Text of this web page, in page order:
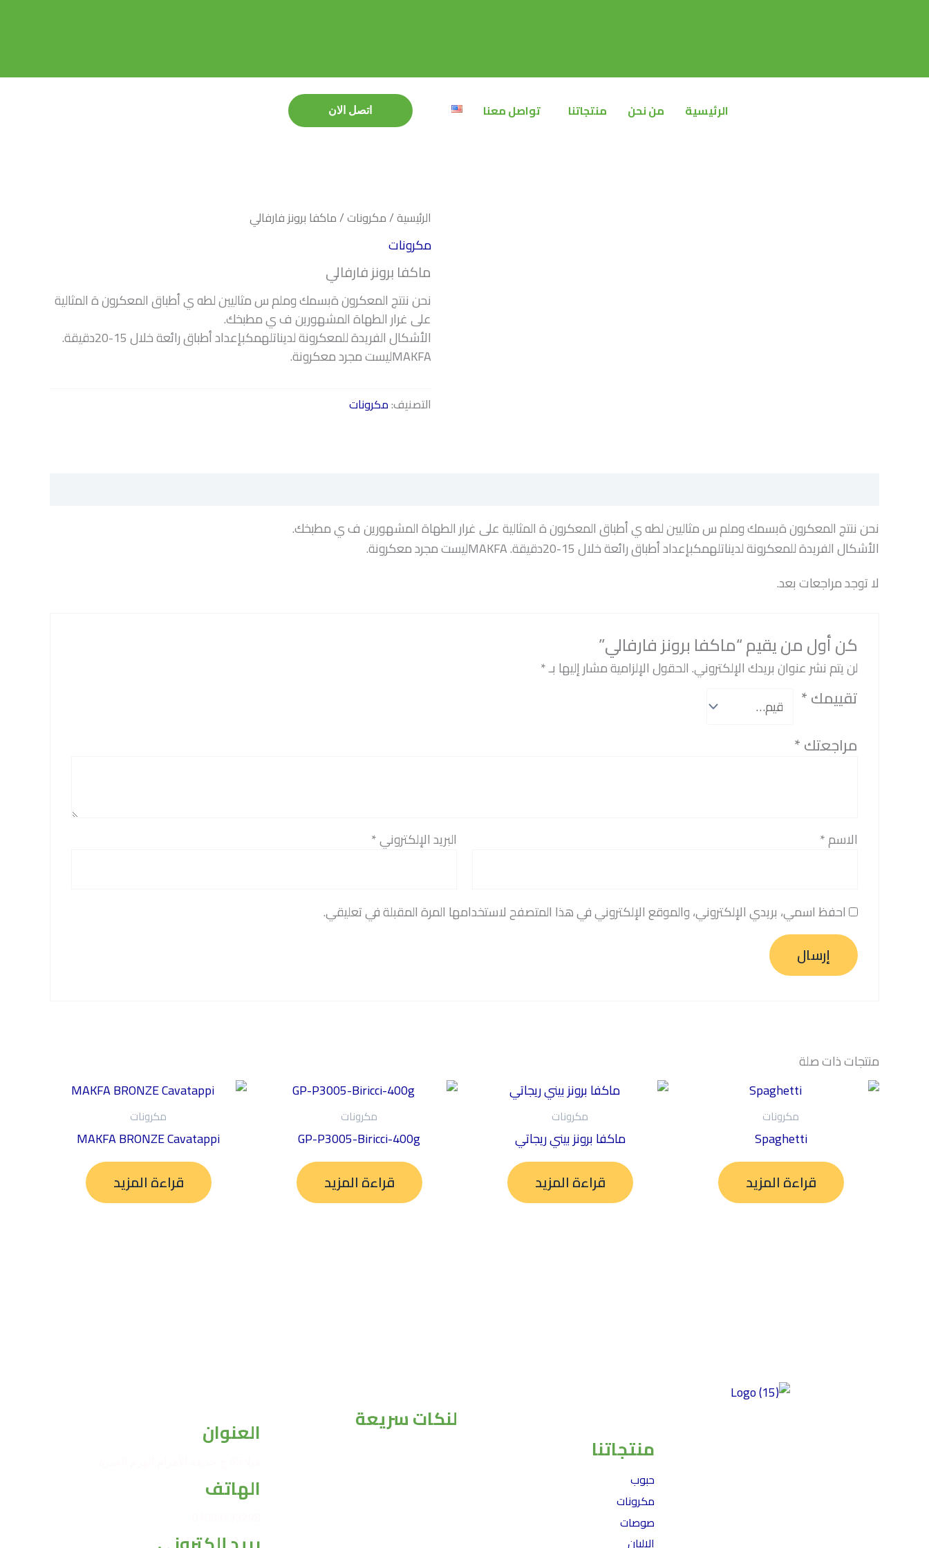
اتصل الان
اتصل الان الرئيسية من نحن منتجاتنا تواصل معنا
الرئيسية/مكرونات/ ماكفا برونز فارفالي
مكرونات
ماكفا برونز فارفالي
نحن ننتج المعكرون ةبسمك وملم س مثاليين لطه ي أطباق المعكرون ة المثالية
على غرار الطهاة المشهورين ف ي مطبخك.
الأشكال الفريدة للمعكرونة لديناتلهمكبإعداد أطباق رائعة خلال 15-20دقيقة.
MAKFAليست مجرد معكرونة.
التصنيف:مكرونات
نحن ننتج المعكرون ةبسمك وملم س مثاليين لطه ي أطباق المعكرون ة المثالية على غرار الطهاة المشهورين ف ي مطبخك.
الأشكال الفريدة للمعكرونة لديناتلهمكبإعداد أطباق رائعة خلال 15-20دقيقة. MAKFAليست مجرد معكرونة.
لا توجد مراجعات بعد.
كن أول من يقيم “ماكفا برونز فارفالي”
لن يتم نشر عنوان بريدك الإلكتروني.الحقول الإلزامية مشار إليها بـ*
تقييمك*
مراجعتك*
الاسم* البريد الإلكتروني*
احفظ اسمي، بريدي الإلكتروني، والموقع الإلكتروني في هذا المتصفح لاستخدامها المرة المقبلة في تعليقي.
منتجات ذات صلة
مكرونات
Spaghetti
قراءة المزيد
مكرونات
ماكفا برونز بيني ريجاتي
قراءة المزيد
مكرونات
GP-P3005-Biricci-400g
قراءة المزيد
مكرونات
MAKFA BRONZE Cavatappi
قراءة المزيد
منتجاتنا
حبوب
مكرونات
صوصات
الالبان
لنكات سريعة العنوان
الهاتف